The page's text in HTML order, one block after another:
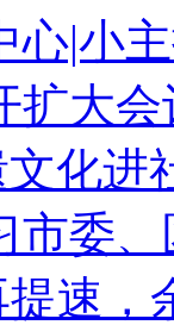
心|小
扩大
化进
市委
提速，